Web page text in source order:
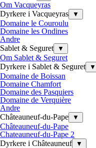
Om Vacqueyras
Dyrkere i Vacqueyras
▼
Domaine le Couroulu
Domaine les Ondines
Andre
Sablet & Seguret
▼
Om Sablet & Seguret
Dyrkere i Sablet & Seguret
▼
Domaine de Boissan
Domaine Chamfort
Domaine des Pasquiers
Domaine de Verquière
Andre
Châteauneuf-du-Pape
▼
Châteauneuf-du-Pape
Chateauneuf-du-Pape 2
Dyrkere i Châteauneuf
▼